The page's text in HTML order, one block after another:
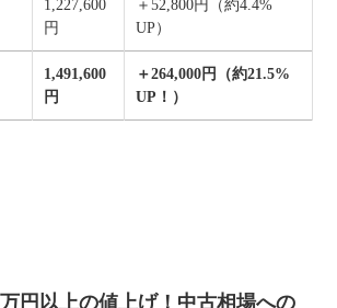
1,227,600
円
＋52,800円（約4.4%
UP）
1,491,600
円
＋264,000円（約21.5%
UP！）
円以上の値上げ！中古相場への